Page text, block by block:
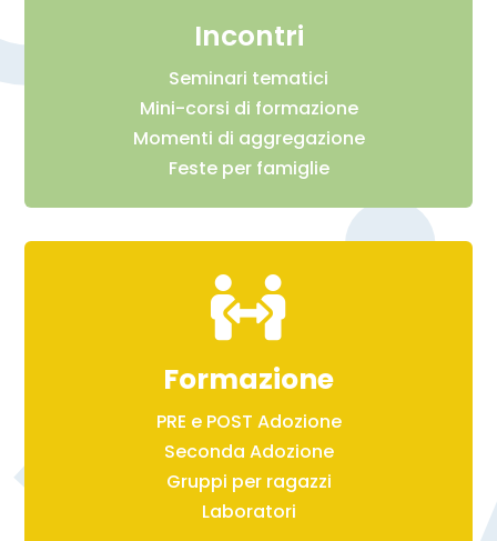
Incontri
Seminari tematici
Mini-corsi di formazione
Momenti di aggregazione
Feste per famiglie

Formazione
PRE e POST Adozione
Seconda Adozione
Gruppi per ragazzi
Laboratori